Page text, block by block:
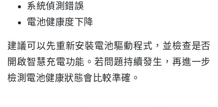
系統偵測錯誤
電池健康度下降
建議可以先重新安裝電池驅動程式，並檢查是否
開啟智慧充電功能。若問題持續發生，再進一步
檢測電池健康狀態會比較準確。